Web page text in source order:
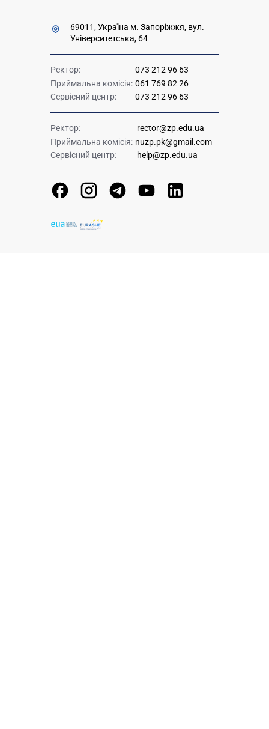
69011, Україна м. Запоріжжя, вул.
Університетська, 64
Ректор:
073 212 96 63
Приймальна комісія: 061 769 82 26
Сервісний центр:
073 212 96 63
Ректор:
rector@zp.edu.ua
Приймальна комісія: nuzp.pk@gmail.com
Сервісний центр:
help@zp.edu.ua